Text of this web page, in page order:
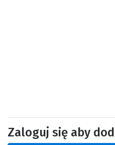
Zaloguj się aby